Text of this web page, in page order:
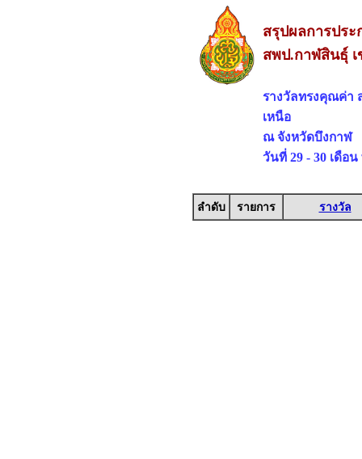
สรุปผลการปร
สพป.กาฬสินธุ์ เ
รางวัลทรงคุณค่า
เหนือ
ณ จังหวัดบึงกาฬ
วันที่ 29 - 30 เดือ
ลำดับ รายการ รางวัล